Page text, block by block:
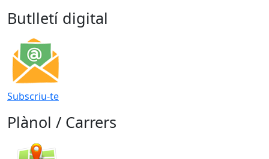
Butlletí digital
Subscriu-te
Plànol / Carrers